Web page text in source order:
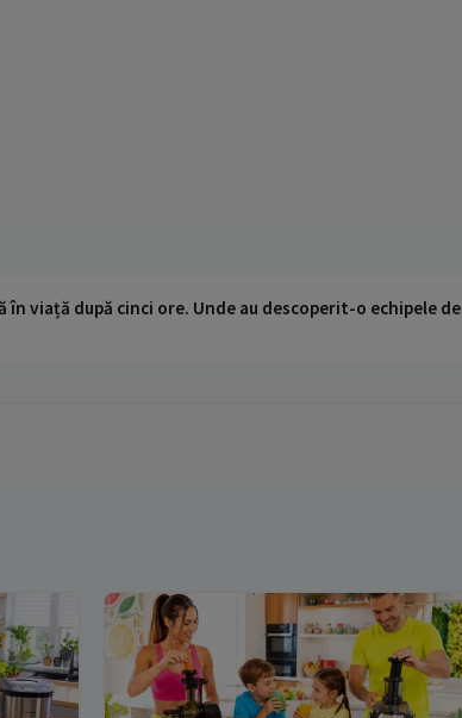
viață după cinci ore. Unde au descoperit-o echipele de